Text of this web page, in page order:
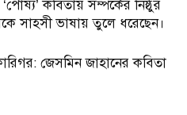
‘পোষ্য’ কবিতায় সম্পর্কের নিষ্ঠুর
সাহসী ভাষায় তুলে ধরেছেন।
জেসমিন জাহানের কবিতা